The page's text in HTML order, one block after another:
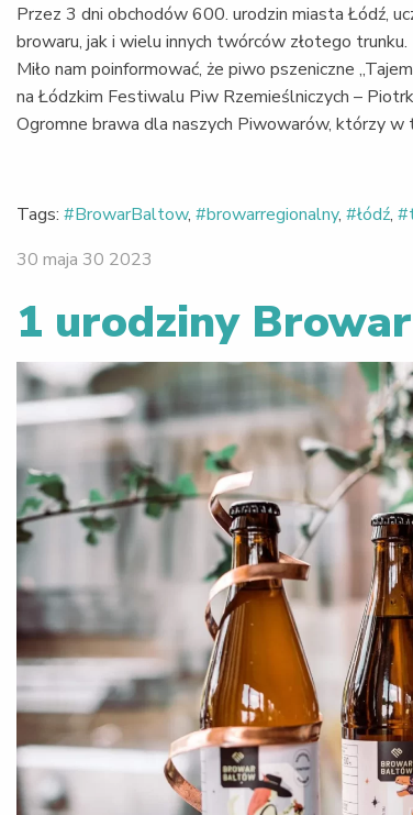
Przez 3 dni obchodów 600. urodzin miasta Łódź,
browaru, jak i wielu innych twórców złotego trunku.
Miło nam poinformować, że piwo pszeniczne
na Łódzkim Festiwalu Piw Rzemieślniczych –
Ogromne brawa dla naszych Piwowarów, którzy w
Tags: #BrowarBaltow, #browarregionalny, #łódź,
30 maja 30 2023
1 urodziny